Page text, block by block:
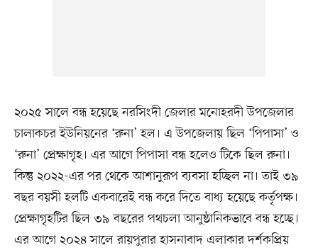
২০২৫ সালে বন্ধ হয়েছে নরসিংদী জেলার মনোহরদী উপজেলার
চালাকচর ইউনিয়নের ‘রুনা’ হল। এ উপজেলায় ছিল ‘পিপাসা’ ও
‘রুনা’ প্রেক্ষাগৃহ। এর আগে পিপাসা বন্ধ হলেও টিকে ছিল রুনা।
কিন্তু ২০২২-এর পর থেকে আশানুরূপ ব্যবসা হচ্ছিল না। তাই ৩৯
বছর বয়সী হলটি একবারেই বন্ধ করে দিতে বাধ্য হয়েছে কর্তৃপক্ষ।
প্রেক্ষাগৃহটির ছিল ৩৯ বছরের পথচলা আনুষ্ঠানিকভাবে বন্ধ হচ্ছে।
এর আগে ২০২৪ সালে রায়পুরার হাসনাবাদ এলাকার দর্শকপ্রিয়